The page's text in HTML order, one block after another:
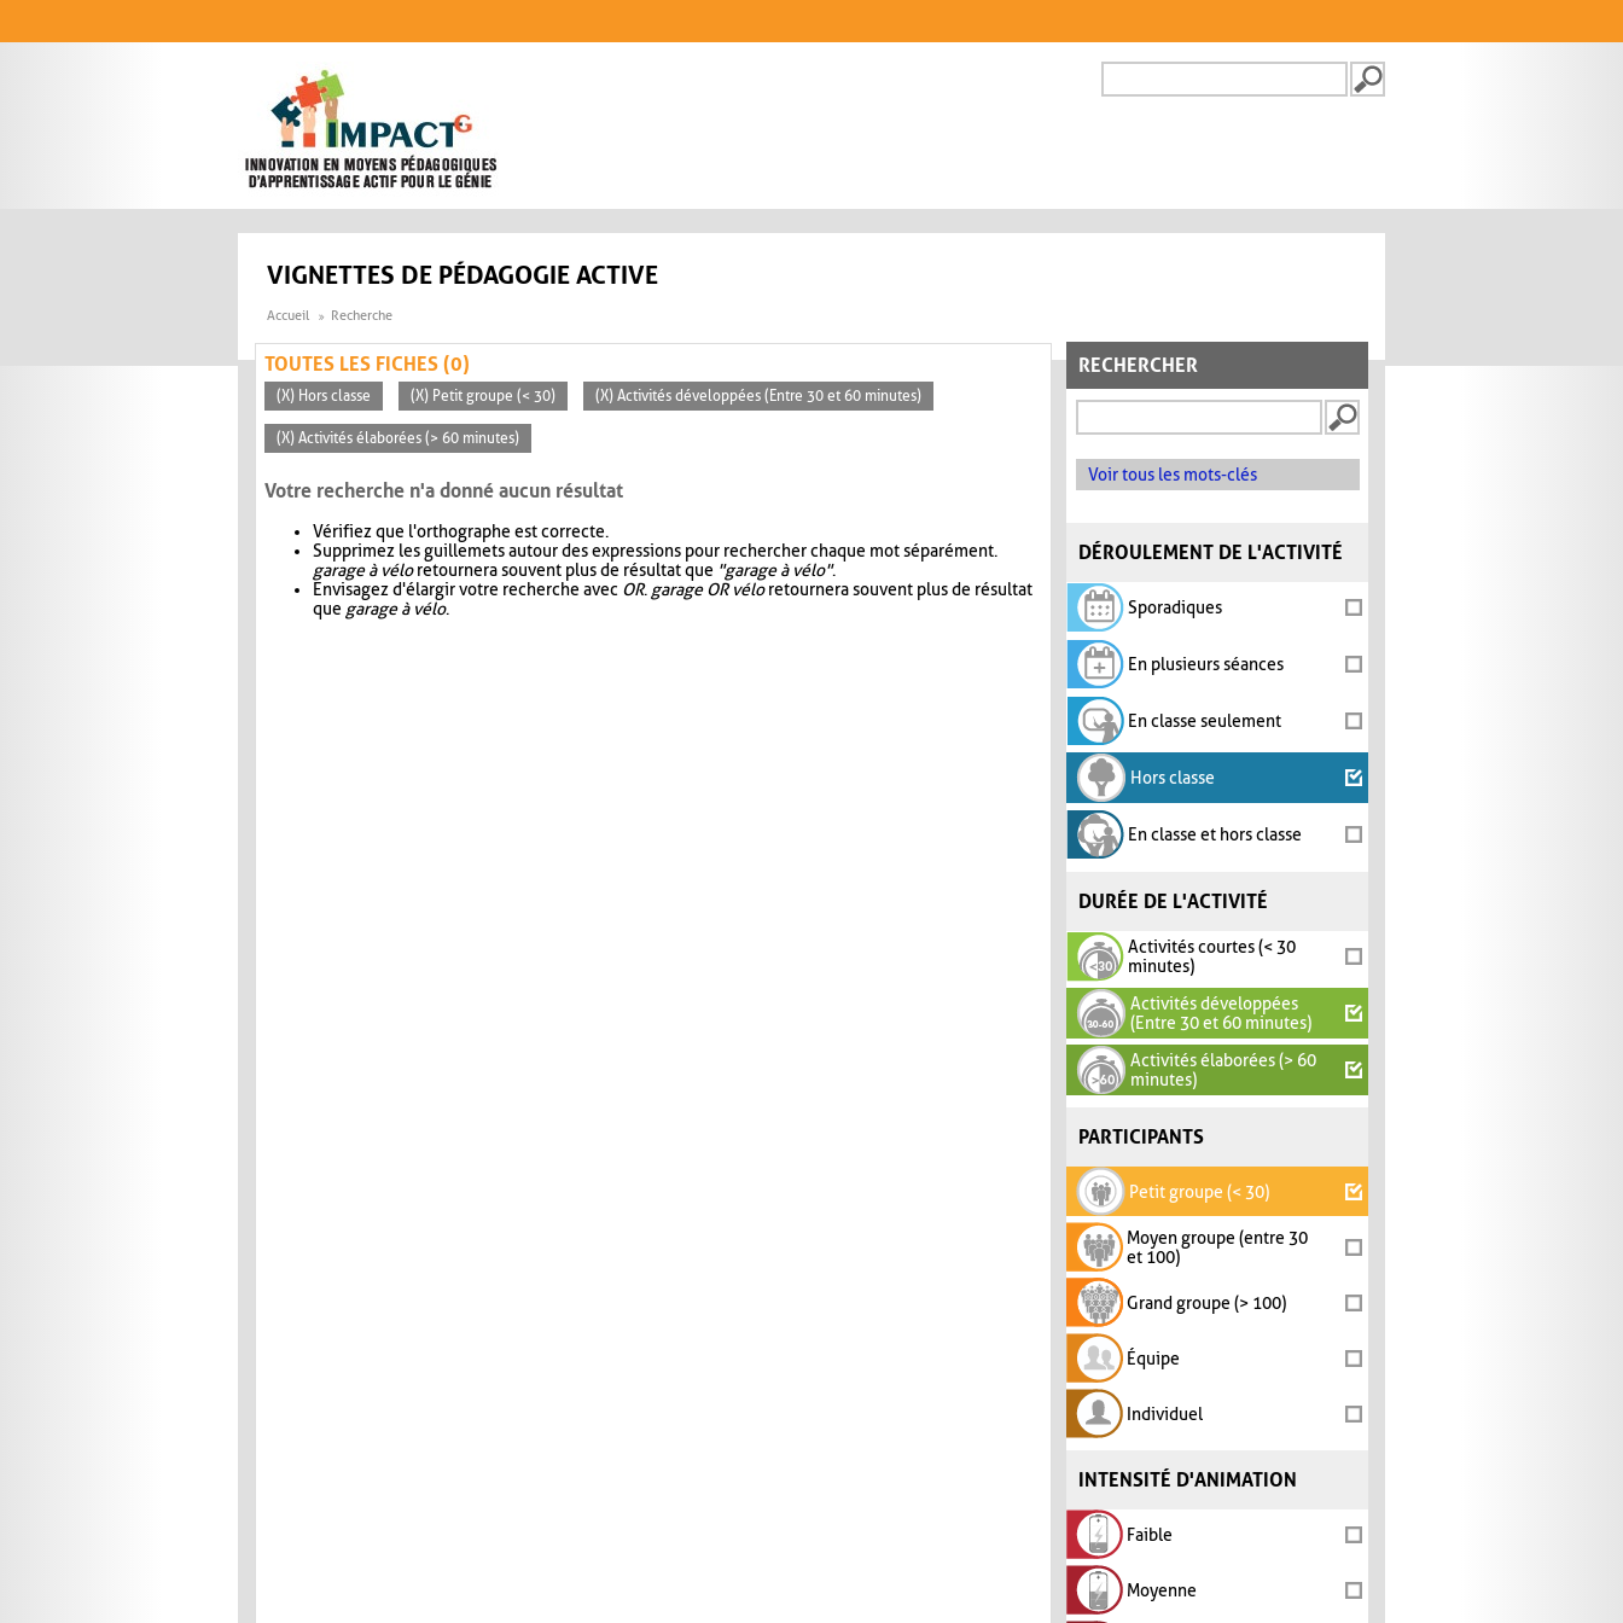
FORMULAIRE DE
VIGNETTES DE PÉDAGOGIE ACTIVE
Accueil Recherche
RECHERCHER
Voir tous les mots-clés
DÉROULEMENT DE L'ACTIVITÉ
Sporadiques
En plusieurs séances
En classe seulement
Hors classe
En classe et hors classe
DURÉE DE L'ACTIVITÉ
Activités courtes (< 30
minutes)
Activités développées
(Entre 30 et 60 minutes)
Activités élaborées (> 60
minutes)
PARTICIPANTS
Petit groupe (< 30)
Moyen groupe (entre 30
et 100)
Grand groupe (> 100)
Équipe
Individuel
INTENSITÉ D'ANIMATION
Faible
Moyenne
TOUTES LES FICHES (0)
(X) Hors classe (X) Petit groupe (< 30) (X) Activités développées (Entre 30 et 60 minutes)
(X) Activités élaborées (> 60 minutes)
Votre recherche n'a donné aucun résultat
Vérifiez que l'orthographe est correcte.
Supprimez les guillemets autour des expressions pour rechercher chaque mot séparément.
garage à véloretournera souvent plus de résultat que "garage à vélo".
Envisagez d'élargir votre recherche avec OR. garage OR véloretournera souvent plus de résultat
que garage à vélo.